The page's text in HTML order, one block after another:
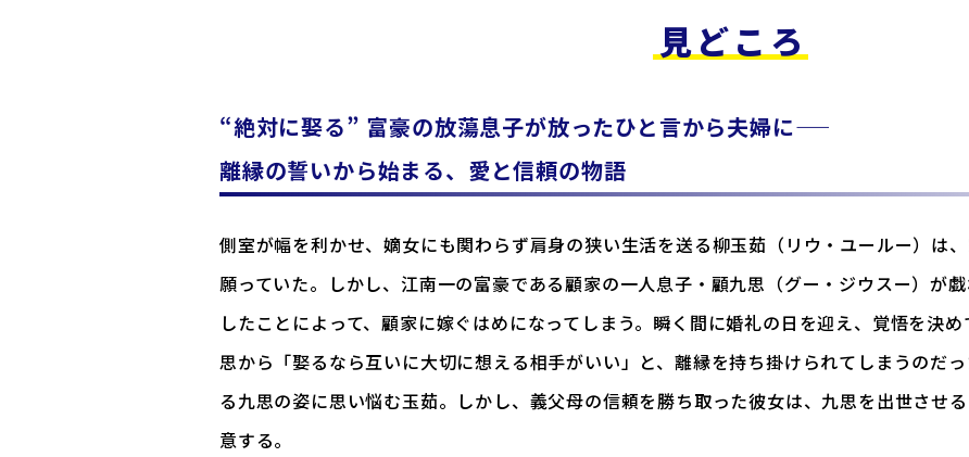
見どころ
“絶対に娶る” 富豪の放蕩息子が放ったひと言から夫婦に――
離縁の誓いから始まる、愛と信頼の物語
側室が幅を利かせ、嫡女にも関わらず肩身の狭い生活を送る柳玉茹（リウ・ユールー）は
願っていた。しかし、江南一の富豪である顧家の一人息子・顧九思（グー・ジウスー）が
したことによって、顧家に嫁ぐはめになってしまう。瞬く間に婚礼の日を迎え、覚悟を決
思から「娶るなら互いに大切に想える相手がいい」と、離縁を持ち掛けられてしまうのだ
る九思の姿に思い悩む玉茹。しかし、義父母の信頼を勝ち取った彼女は、九思を出世させ
意する。